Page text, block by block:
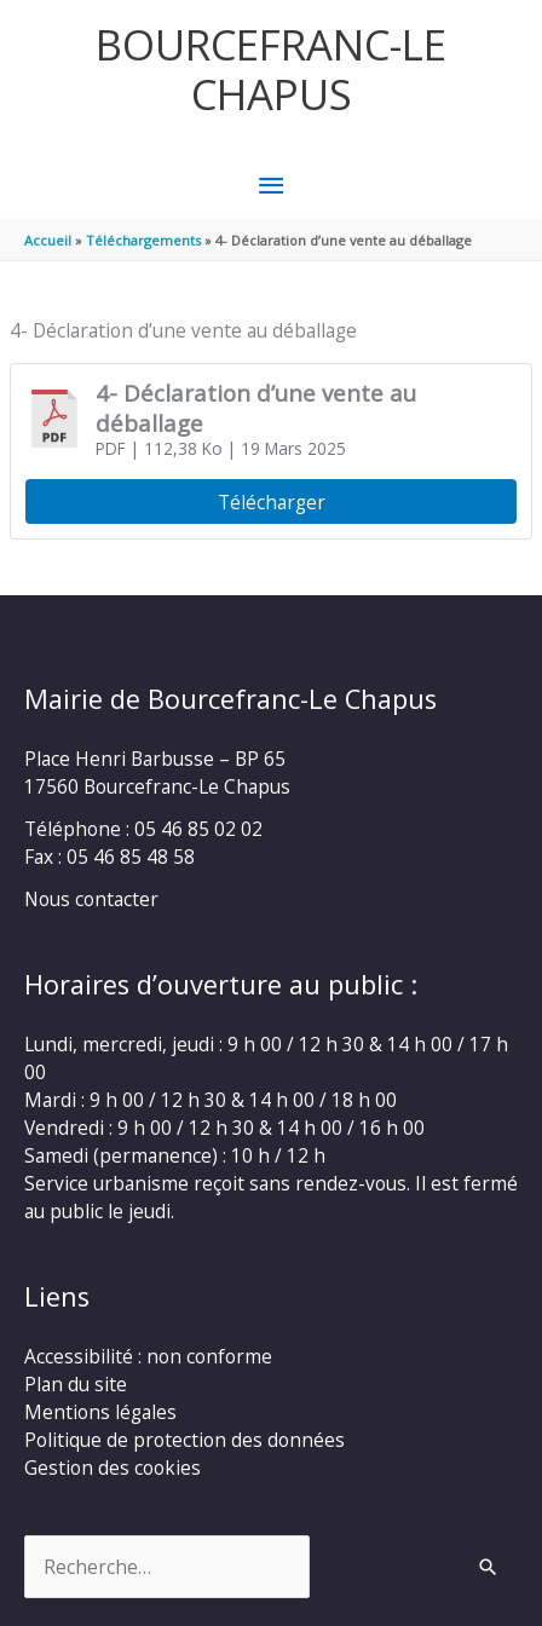
BOURCEFRANC-LE
CHAPUS
MENU
PRINCIPAL
Accueil Téléchargements 4- Déclaration d’une vente au déballage
4- Déclaration d’une vente au déballage
4- Déclaration d’une vente au
déballage
PDF| 112,38 Ko | 19 Mars 2025
Télécharger
Mairie de Bourcefranc-Le Chapus
Place Henri Barbusse – BP 65
17560 Bourcefranc-Le Chapus
Téléphone : 05 46 85 02 02
Fax : 05 46 85 48 58
Nous contacter
Horaires d’ouverture au public :
Lundi, mercredi, jeudi : 9 h 00 / 12 h 30 & 14 h 00 / 17 h
00
Mardi : 9 h 00 / 12 h 30 & 14 h 00 / 18 h 00
Vendredi : 9 h 00 / 12 h 30 & 14 h 00 / 16 h 00
Samedi (permanence) : 10 h / 12 h
Service urbanisme reçoit sans rendez-vous. Il est fermé
au public le jeudi.
Liens
Accessibilité : non conforme
Plan du site
Mentions légales
Politique de protection des données
Gestion des cookies